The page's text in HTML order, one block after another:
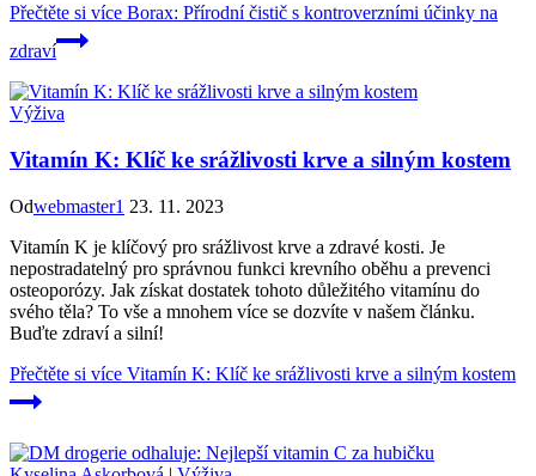
Přečtěte si více Borax: Přírodní čistič s kontroverzními účinky na
zdraví
Výživa
Vitamín K: Klíč ke srážlivosti krve a silným kostem
Odwebmaster1 23. 11. 2023
Vitamín K je klíčový pro srážlivost krve a zdravé kosti. Je
nepostradatelný pro správnou funkci krevního oběhu a prevenci
osteoporózy. Jak získat dostatek tohoto důležitého vitamínu do
svého těla? To vše a mnohem více se dozvíte v našem článku.
Buďte zdraví a silní!
Přečtěte si více Vitamín K: Klíč ke srážlivosti krve a silným kostem